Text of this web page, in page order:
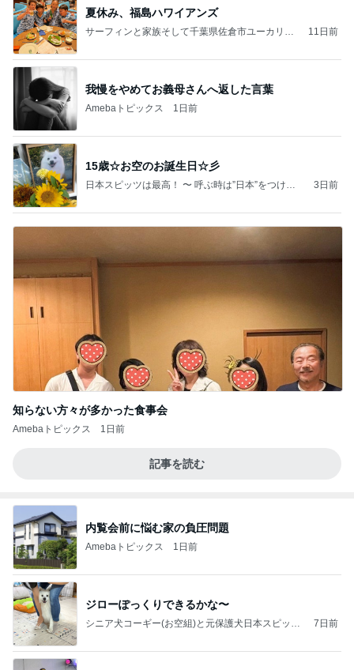
夏休み、福島ハワイアンズ
サーフィンと家族そして千葉県佐倉市ユーカリが
11日前
我慢をやめてお義母さんへ返した言葉
Amebaトピックス 1日前
15歳☆お空のお誕生日☆彡
日本スピッツは最高！ 〜 呼ぶ時は”日本”をつけて
3日前
知らない方々が多かった食事会
Amebaトピックス 1日前
記事を読む
内覧会前に悩む家の負圧問題
Amebaトピックス 1日前
ジローぽっくりできるかな〜
シニア犬コーギー(お空組)と元保護犬日本スピッツ
7日前